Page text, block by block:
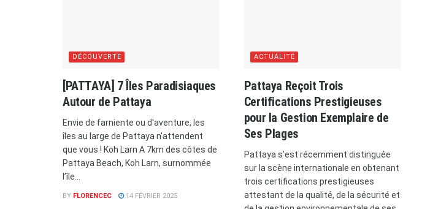
DÉCOUVERTE
[PATTAYA] 7 Îles Paradisiaques
Autour de Pattaya
Envie de farniente ou d'aventure, les
îles au large de Pattaya n'attendent
que vous ! Koh Larn A 7km des côtes de
Pattaya Beach, Koh Larn, surnommée
l’île...
BY FLORENCEC 14 FÉVRIER 2025
ACTUALITÉ
Pattaya Reçoit Trois
Certifications Prestigieuses
pour la Gestion Exemplaire de
Ses Plages
Pattaya s’est récemment distinguée
sur la scène internationale en obtenant
trois certifications prestigieuses
attestant de la qualité, de la sécurité et